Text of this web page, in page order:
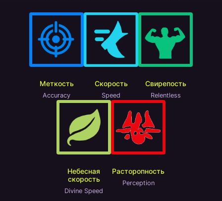
Меткость
Accuracy
Скорость
Speed
Свирепость
Relentless
Небесная
скорость
Divine Speed
Расторопность
Perception